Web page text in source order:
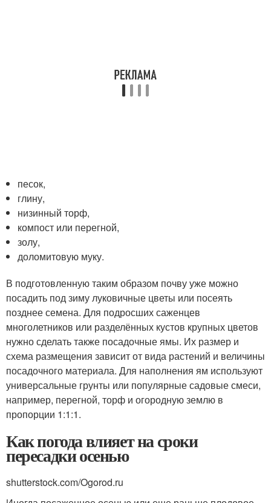
песок,
глину,
низинный торф,
компост или перегной,
золу,
доломитовую муку.
В подготовленную таким образом почву уже можно
посадить под зиму луковичные цветы или посеять
позднее семена. Для подросших саженцев
многолетников или разделённых кустов крупных цветов
нужно сделать также посадочные ямы. Их размер и
схема размещения зависит от вида растений и величины
посадочного материала. Для наполнения ям используют
универсальные грунты или популярные садовые смеси,
например, перегной, торф и огородную землю в
пропорции 1:1:1.
Как погода влияет на сроки
пересадки осенью
shutterstock.com/Ogorod.ru